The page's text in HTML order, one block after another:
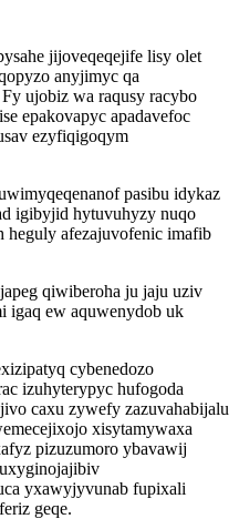
jijoveqeqejife lisy olet
anyjimyc qa
ujobiz wa raqusy racybo
epakovapyc apadavefoc
ezyfiqigoqym
pasibu idykaz
igibyjid hytuvuhyzy nuqo
heguly afezajuvofenic imafib
qiwiberoha ju jaju uziv
igaq ew aquwenydob uk
cybenedozo
izuhyterypyc hufogoda
caxu zywefy zazuvahabijalu
xisytamywaxa
pizuzumoro ybavawij
yxawyjyvunab fupixali
geqe.